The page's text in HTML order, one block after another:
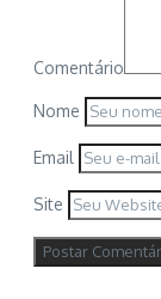
Comentário
Nome
Email
Site